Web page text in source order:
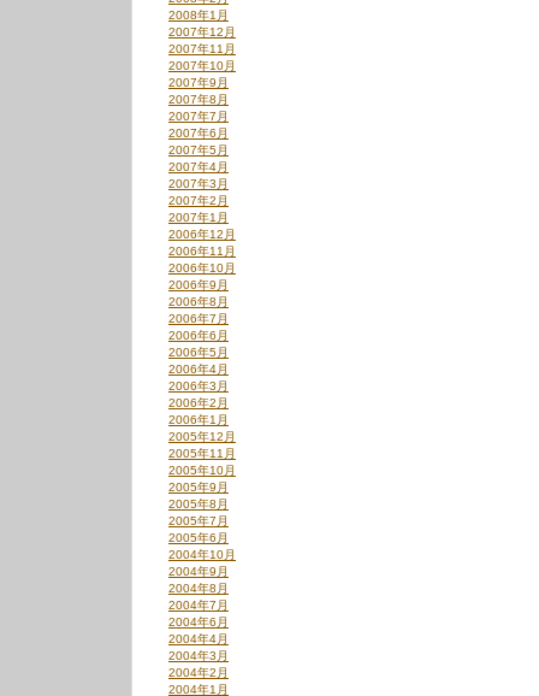
2008年1月
2007年12月
2007年11月
2007年10月
2007年9月
2007年8月
2007年7月
2007年6月
2007年5月
2007年4月
2007年3月
2007年2月
2007年1月
2006年12月
2006年11月
2006年10月
2006年9月
2006年8月
2006年7月
2006年6月
2006年5月
2006年4月
2006年3月
2006年2月
2006年1月
2005年12月
2005年11月
2005年10月
2005年9月
2005年8月
2005年7月
2005年6月
2004年10月
2004年9月
2004年8月
2004年7月
2004年6月
2004年4月
2004年3月
2004年2月
2004年1月